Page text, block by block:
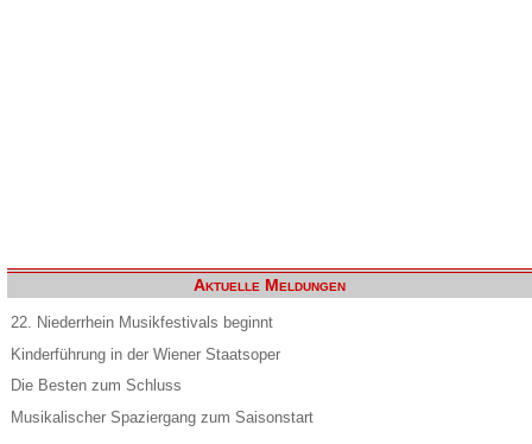
Aktuelle Meldungen
22. Niederrhein Musikfestivals beginnt
Kinderführung in der Wiener Staatsoper
Die Besten zum Schluss
Musikalischer Spaziergang zum Saisonstart